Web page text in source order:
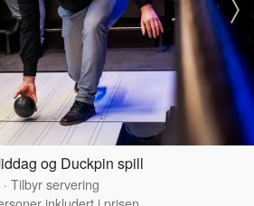
og Duckpin spill
· Tilbyr servering